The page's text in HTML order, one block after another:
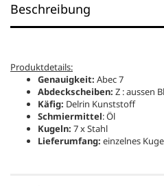
Beschreibung
Produktdetails:
Genauigkeit: Abec 7
Abdeckscheiben: Z : aussen
Käfig: Delrin Kunststoff
Schmiermittel: Öl
Kugeln: 7 x Stahl
Lieferumfang: einzelnes